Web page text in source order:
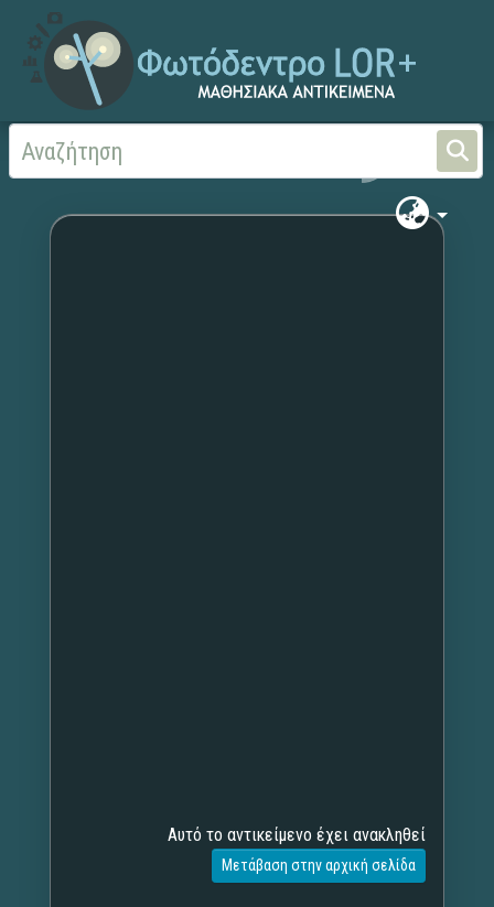
Αρχική Χωρίς τίτλο
Αυτό το αντικείμενο έχει ανακληθεί
Μετάβαση στην αρχική σελίδα